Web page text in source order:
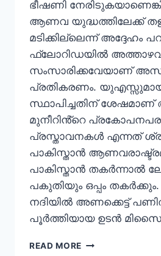
ഭീഷണി
ആണവ യുദ്ധത്തിലേക്ക്
മടിക്കില്ലെന്ന് അദ്ദേഹം
ഫ്ലോറിഡയിൽ
സംസാരിക്കവേയാണ്
പ്രതികരണം.
സ്ഥാപിച്ചതിന് ശേഷമാണ്
മുനീറിൻ്റെ
പ്രസ്താവനകൾ എന്നത്
പാകിസ്താൻ
പാകിസ്താൻ തകർന്നാൽ
പകുതിയും ഒപ്പം
നദിയിൽ അണക്കെട്ട്
പൂർത്തിയായ ഉടൻ
READ MORE